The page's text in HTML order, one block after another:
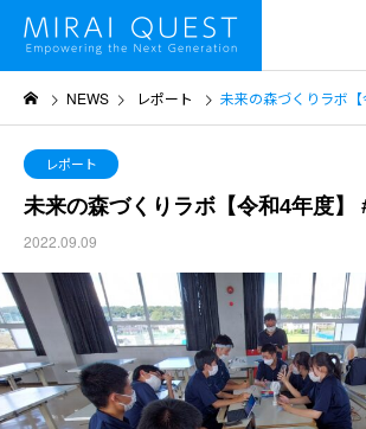
NEWS レポート 未来の森づくりラボ
レポート
未来の森づくりラボ【令和4年度】
2022.09.09